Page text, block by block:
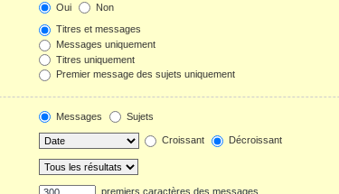
Oui Non
Titres et messages
Messages uniquement
Titres uniquement
Premier message des sujets uniquement
Messages Sujets
Croissant Décroissant
premiers caractères des messages